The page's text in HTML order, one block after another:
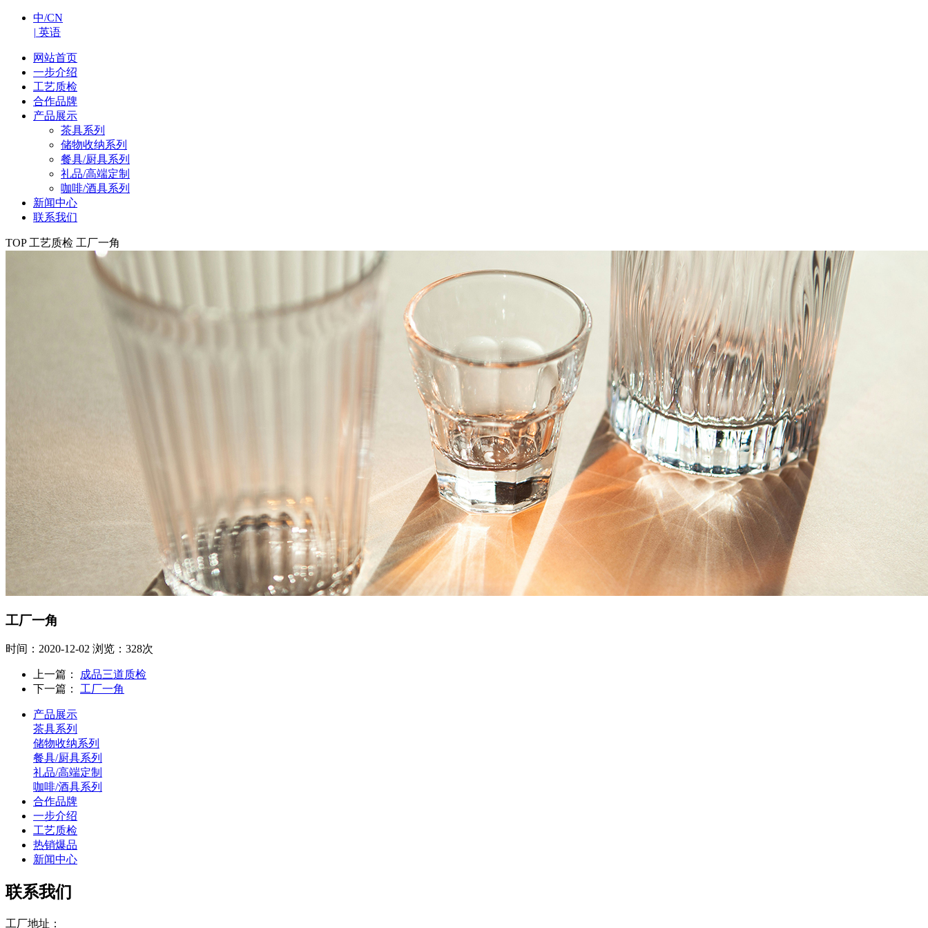
中/CN
| 英语
网站首页
一步介绍
工艺质检
合作品牌
产品展示
茶具系列
储物收纳系列
餐具/厨具系列
礼品/高端定制
咖啡/酒具系列
新闻中心
联系我们
TOP 工艺质检 工厂一角
工厂一角
时间：2020-12-02 浏览：328次
上一篇： 成品三道质检
下一篇： 工厂一角
产品展示
茶具系列
储物收纳系列
餐具/厨具系列
礼品/高端定制
咖啡/酒具系列
合作品牌
一步介绍
工艺质检
热销爆品
新闻中心
联系我们
工厂地址：